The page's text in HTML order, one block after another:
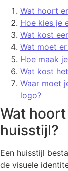
Wat hoort
Hoe kies je
Wat kost
Wat moet
Hoe maak
Wat kost
Waar moet
logo?
Wat
huisstijl?
Een huisstijl
de visuele